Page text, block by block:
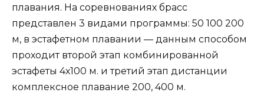
плавания. На соревнованиях брасс
представлен 3 видами программы: 50 100 200
м, в эстафетном плавании — данным способом
проходит второй этап комбинированной
эстафеты 4х100 м. и третий этап дистанции
комплексное плавание 200, 400 м.